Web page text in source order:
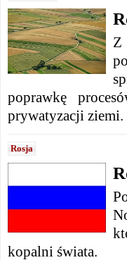
Z
poprawkę
prywatyzacji ziemi.
Rosja
kopalni świata.